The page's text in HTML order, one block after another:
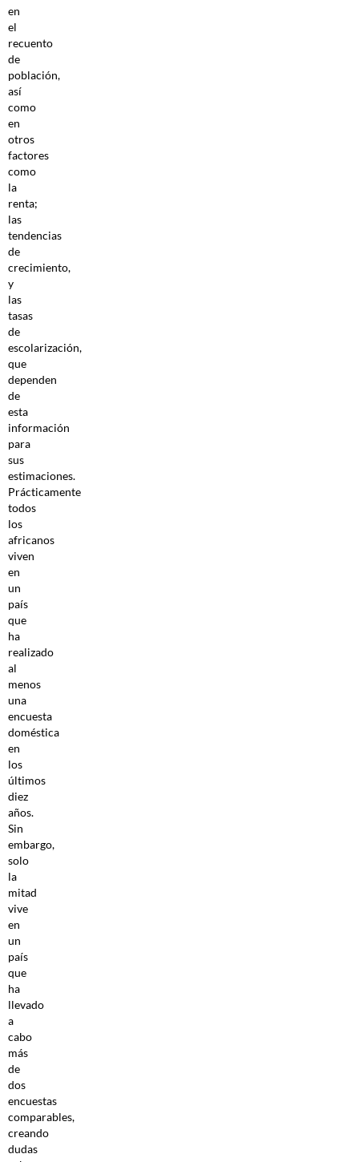
en
el
recuento
de
población,
así
como
en
otros
factores
como
la
renta;
las
tendencias
de
crecimiento,
y
las
tasas
de
escolarización,
que
dependen
de
esta
información
para
sus
estimaciones.
Prácticamente
todos
los
africanos
viven
en
un
país
que
ha
realizado
al
menos
una
encuesta
doméstica
en
los
últimos
diez
años.
Sin
embargo,
solo
la
mitad
vive
en
un
país
que
ha
llevado
a
cabo
más
de
dos
encuestas
comparables,
creando
dudas